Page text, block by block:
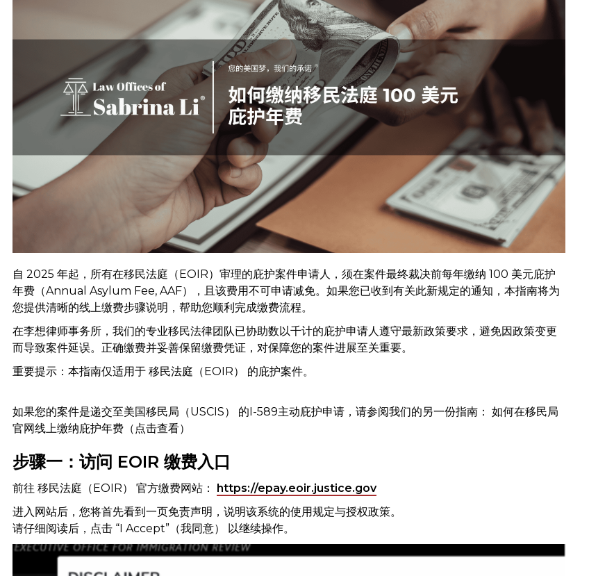
自 2025 年起，所有在移民法庭（EOIR）审理的庇护案件申请人，须在案件最终裁决前每年缴纳 100 美元庇护
年费（Annual Asylum Fee, AAF），且该费用不可申请减免。如果您已收到有关此新规定的通知，本指南将为
您提供清晰的线上缴费步骤说明，帮助您顺利完成缴费流程。
在李想律师事务所，我们的专业移民法律团队已协助数以千计的庇护申请人遵守最新政策要求，避免因政策变更
而导致案件延误。正确缴费并妥善保留缴费凭证，对保障您的案件进展至关重要。
重要提示：本指南仅适用于 移民法庭（EOIR） 的庇护案件。
如果您的案件是递交至美国移民局（USCIS） 的I-589主动庇护申请，请参阅我们的另一份指南： 如何在移民局
官网线上缴纳庇护年费（点击查看）
步骤一：访问 EOIR 缴费入口
前往 移民法庭（EOIR） 官方缴费网站： https://epay.eoir.justice.gov
进入网站后，您将首先看到一页免责声明，说明该系统的使用规定与授权政策。
请仔细阅读后，点击 “I Accept”（我同意） 以继续操作。